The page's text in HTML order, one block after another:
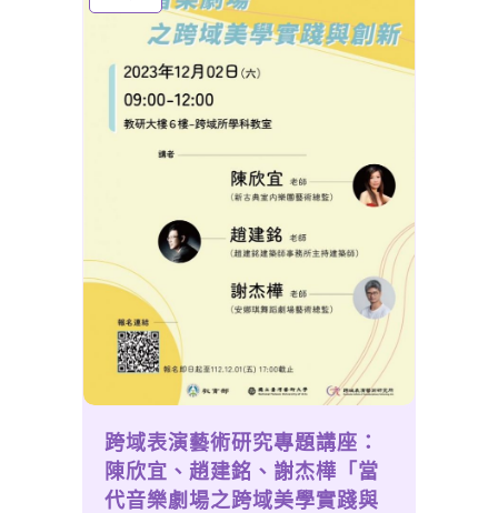
跨域表演藝術研究專題講座：
陳欣宜、趙建銘、謝杰樺「當
代音樂劇場之跨域美學實踐與